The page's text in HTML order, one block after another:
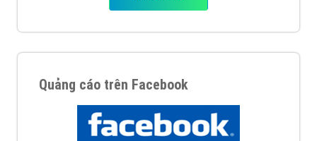
Quảng cáo trên Facebook